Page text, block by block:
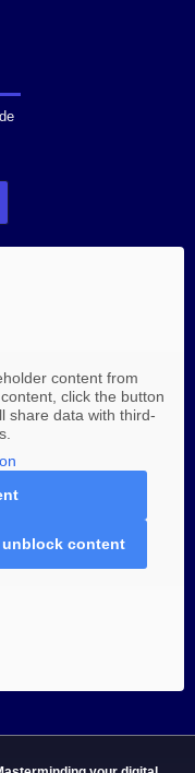
content from
click the button
share data with third-
content